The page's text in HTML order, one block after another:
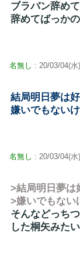
ブラバン辞め
辞めてばっか
名無し : 20/03/04(水)
結局明日夢は
嫌いでもない
名無し : 20/03/04(水)
>結局明日夢は
>嫌いでもない
そんなどっち
した桐矢みた